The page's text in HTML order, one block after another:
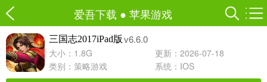
爱吾下载 ● 苹果游戏
三国志2017iPad版 v6.6.0
大小：1.8G
更新：2026-07-18
类别： 策略游戏 系统：IOS